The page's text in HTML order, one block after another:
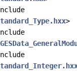
>